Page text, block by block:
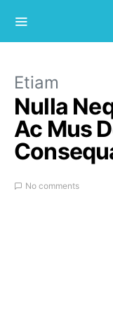
Etiam
Nulla
Ac Mus
No comments